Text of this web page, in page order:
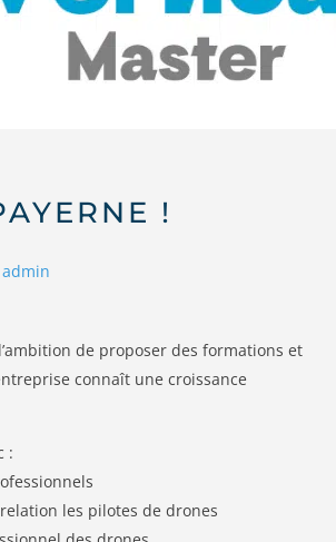
!
de proposer des formations et
connaît une croissance
:
les pilotes de drones